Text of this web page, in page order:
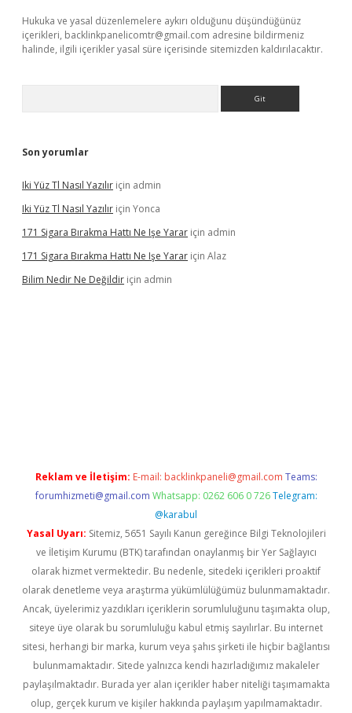
Hukuka ve yasal düzenlemelere aykırı olduğunu düşündüğünüz
içerikleri, backlinkpanelicomtr@gmail.com adresine bildirmeniz
halinde, ilgili içerikler yasal süre içerisinde sitemizden kaldırılacaktır.
Son yorumlar
Iki Yüz Tl Nasıl Yazılır için admin
Iki Yüz Tl Nasıl Yazılır için Yonca
171 Sigara Bırakma Hattı Ne Işe Yarar için admin
171 Sigara Bırakma Hattı Ne Işe Yarar için Alaz
Bilim Nedir Ne Değildir için admin
Reklam ve İletişim: E-mail: backlinkpaneli@gmail.com Teams:
forumhizmeti@gmail.com Whatsapp: 0262 606 0 726 Telegram:
@karabul
Yasal Uyarı: Sitemiz, 5651 Sayılı Kanun gereğince Bilgi Teknolojileri
ve İletişim Kurumu (BTK) tarafından onaylanmış bir Yer Sağlayıcı
olarak hizmet vermektedir. Bu nedenle, sitedeki içerikleri proaktif
olarak denetleme veya araştırma yükümlülüğümüz bulunmamaktadır.
Ancak, üyelerimiz yazdıkları içeriklerin sorumluluğunu taşımakta olup,
siteye üye olarak bu sorumluluğu kabul etmiş sayılırlar. Bu internet
sitesi, herhangi bir marka, kurum veya şahıs şirketi ile hiçbir bağlantısı
bulunmamaktadır. Sitede yalnızca kendi hazırladığımız makaleler
paylaşılmaktadır. Burada yer alan içerikler haber niteliği taşımamakta
olup, gerçek kurum ve kişiler hakkında paylaşım yapılmamaktadır.